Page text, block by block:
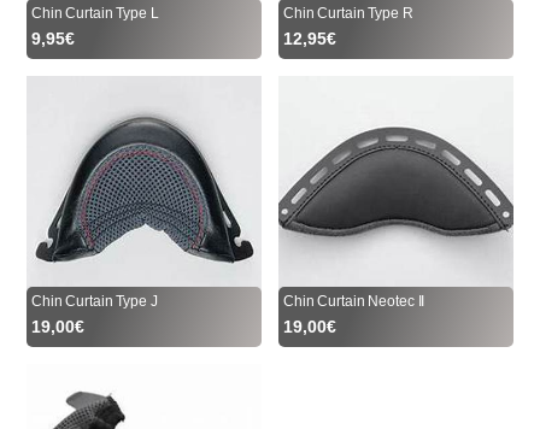
Chin Curtain Type L
9,95€
Chin Curtain Type R
12,95€
Chin Curtain Type J
19,00€
Chin Curtain Neotec II
19,00€